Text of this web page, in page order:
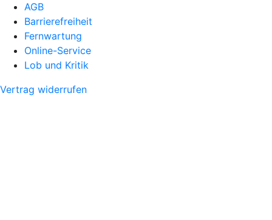
AGB
Barrierefreiheit
Fernwartung
Online-Service
Lob und Kritik
Vertrag widerrufen